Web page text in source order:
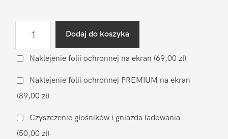
mikrofonu
Moto
G5s
Dodaj do koszyka
Naklejenie folii ochronnej na ekran (69,00 zł)
Naklejenie folii ochronnej PREMIUM na ekran
(89,00 zł)
Czyszczenie głośników i gniazda ładowania
(50,00 zł)